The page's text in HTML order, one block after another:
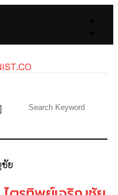
ชัย